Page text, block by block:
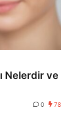
Nelerdir ve
0 78